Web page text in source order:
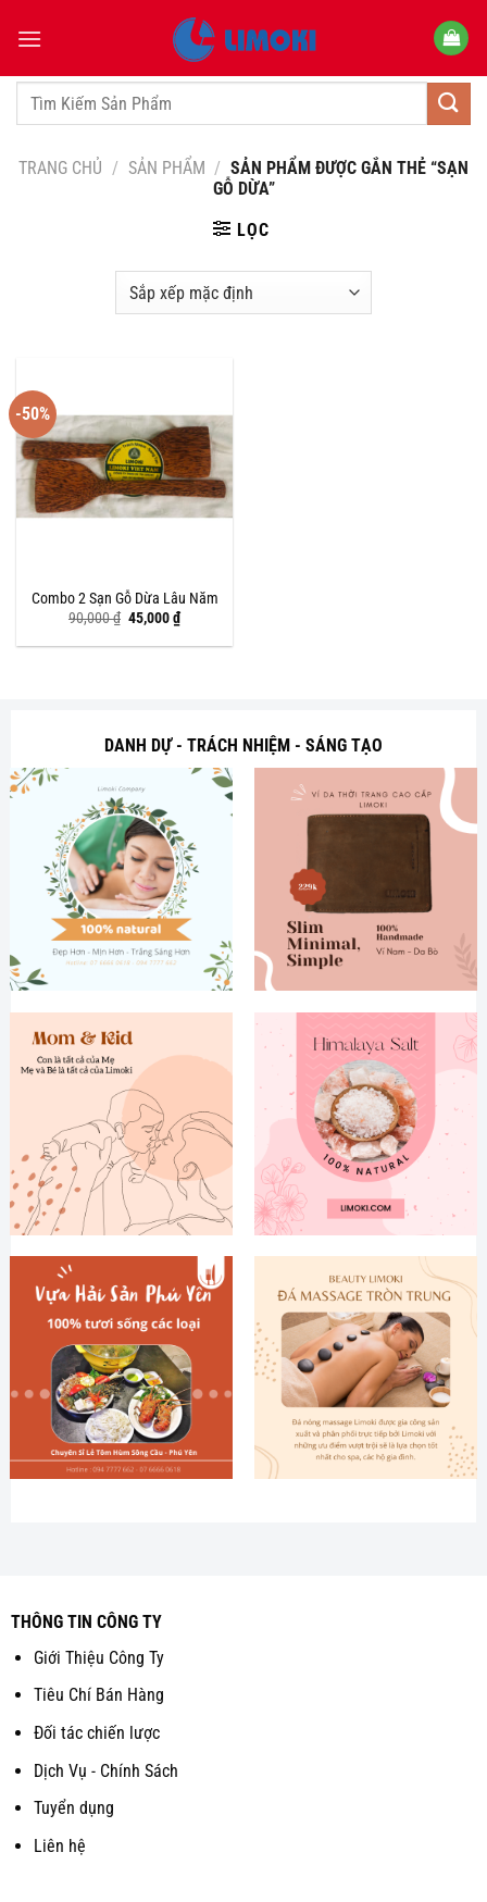
qua
dungTìm
TRANG CHỦ / SẢN PHẨM / SẢN PHẨM ĐƯỢC GẮN THẺ “SẠN
GỖ DỪA”
LỌC
-50%
Combo 2 Sạn Gỗ Dừa Lâu Năm
90,000₫ Giá
gốc
là:
45,000₫Giá
hiện
tại
DANH DỰ - TRÁCH NHIỆM - SÁNG TẠO
THÔNG TIN CÔNG TY
Giới Thiệu Công Ty
Tiêu Chí Bán Hàng
Đối tác chiến lược
Dịch Vụ - Chính Sách
Tuyển dụng
Liên hệ